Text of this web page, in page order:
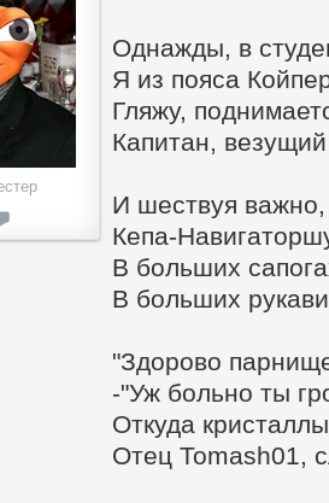
Однажды, в
Я из пояса
Гляжу,
Капитан,
И шествуя
Кепа-
В больших
В больших
"Здорово
-"Уж больно ты
Откуда
Отец Tomash01,